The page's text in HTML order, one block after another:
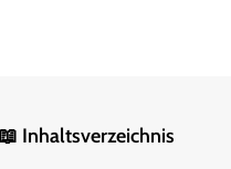
📖 Inhaltsverzeichnis
sind die Vorteile
Einblasdämmungbietet